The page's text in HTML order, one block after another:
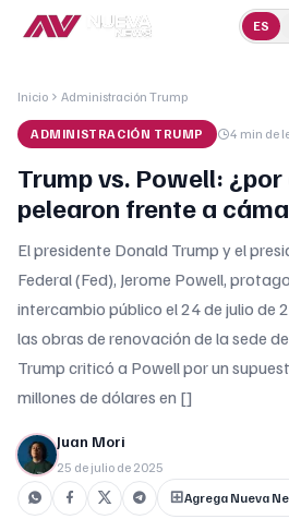
ES
Inicio Administración Trump
ADMINISTRACIÓN TRUMP 4 min de
Trump vs. Powell: ¿por
pelearon frente a
El presidente Donald Trump y el
Federal (Fed), Jerome Powell,
intercambio público el 24 de julio de
las obras de renovación de la sede
Trump criticó a Powell por un
millones de dólares en []
Juan Mori
25 de julio de 2025
Agrega Nueva